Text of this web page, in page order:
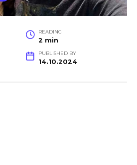
READING
2 min
PUBLISHED BY
14.10.2024